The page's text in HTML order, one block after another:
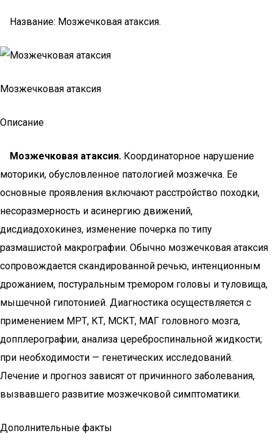
Название: Мозжечковая атаксия.
Мозжечковая атаксия
Описание
Мозжечковая атаксия. Координаторное нарушение
моторики, обусловленное патологией мозжечка. Ее
основные проявления включают расстройство походки,
несоразмерность и асинергию движений,
дисдиадохокинез, изменение почерка по типу
размашистой макрографии. Обычно мозжечковая атаксия
сопровождается скандированной речью, интенционным
дрожанием, постуральным тремором головы и туловища,
мышечной гипотонией. Диагностика осуществляется с
применением МРТ, КТ, МСКТ, МАГ головного мозга,
допплерографии, анализа цереброспинальной жидкости;
при необходимости — генетических исследований.
Лечение и прогноз зависят от причинного заболевания,
вызвавшего развитие мозжечковой симптоматики.
Дополнительные факты